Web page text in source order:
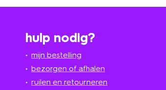
hulp nodig?
mijn bestelling
bezorgen of afhalen
ruilen en retourneren